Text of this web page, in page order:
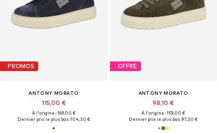
PROMOS
ANTONY MORATO
115,00 €
À l'origine : 169,00 €
Dernier prix le plus bas :104,30 €
OFFRE
ANTONY MORATO
98,10 €
À l'origine : 159,00 €
Dernier prix le plus bas :97,30 €